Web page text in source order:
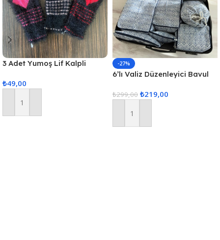
3 Adet Yumoş Lif Kalpli
₺49,00
Sepete Ekle
-27%
6’lı Valiz Düzenleyici Bavul
Hurcu
₺299,00 ₺219,00
Sepete Ekle